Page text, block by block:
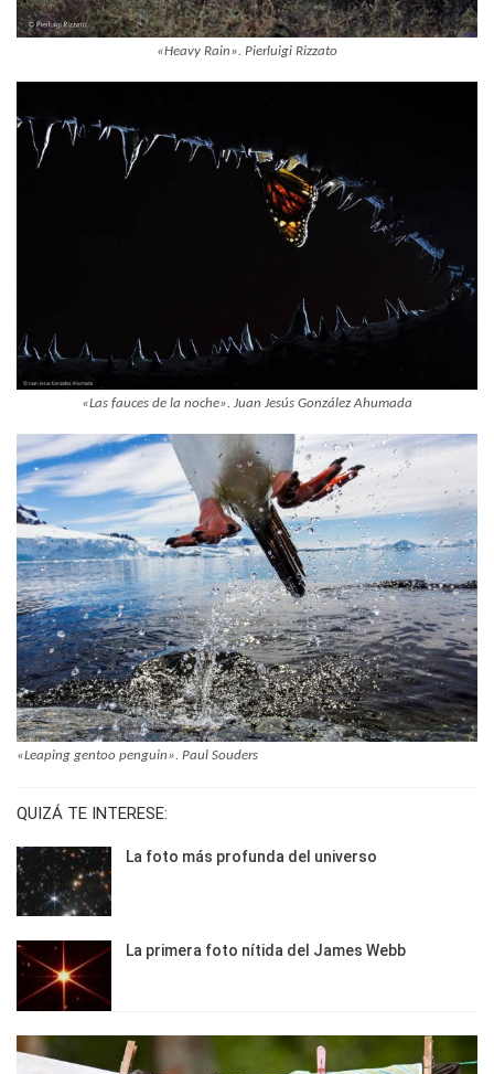
«Heavy Rain». Pierluigi Rizzato
«Las fauces de la noche». Juan Jesús González Ahumada
«Leaping gentoo penguin». Paul Souders
QUIZÁ TE INTERESE:
La foto más profunda del universo
La primera foto nítida del James Webb